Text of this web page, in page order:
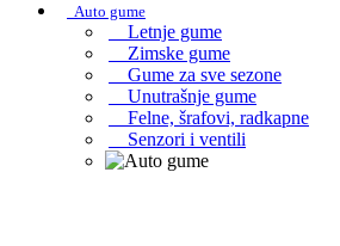
Auto gume
Letnje gume
Zimske gume
Gume za sve sezone
Unutrašnje gume
Felne, šrafovi, radkapne
Senzori i ventili